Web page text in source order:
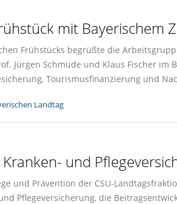
mit Bayerischem
Frühstücks begrüßte die
Jürgen Schmude und Klaus Fischer
Tourismusfinanzierung und
Landtag
und
und Prävention der CSU-
Pflegeversicherung, die